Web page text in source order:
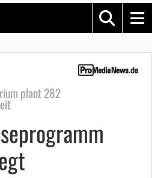
plant 282